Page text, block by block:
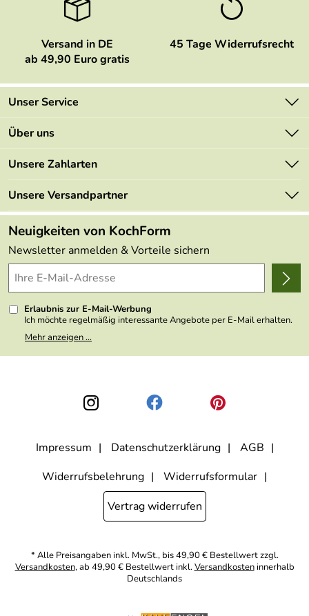
Versand in DE
ab 49,90 Euro gratis
45 Tage Widerrufsrecht
Unser Service
Kontakt
Mehrwertsteuerfrei
Retourenportal
FAQs
Lieferbedingungen
Delivery Terms
Kundenlogin
Über uns
Marken
Angebote
Made in Germany
Themen
Wir über uns
Presse
Unsere Zahlarten
Unsere Versandpartner
Neuigkeiten von KochForm
Newsletter anmelden & Vorteile sichern
Erlaubnis zur E-Mail-Werbung
Ich möchte regelmäßig interessante Angebote per E-Mail erhalten.
Meine E-Mail-Adresse wird nicht an andere Unternehmen
weitergegeben. Zu statistischen Zwecken wird in anonymer Form
den Link "Abmelden" am Ende des Newsletters anklicke oder die
Option Newsletter im Mitgliederbereich deaktiviere. Die
Datenschutzerklärung
habe ich zur Kenntnis genommen.
Mehr anzeigen ...
Impressum Datenschutzerklärung
AGB
Widerrufsbelehrung
Widerrufsformular
Vertrag widerrufen
* Alle Preisangaben inkl. MwSt., bis 49,90 € Bestellwert zzgl.
Versandkosten, ab 49,90 € Bestellwert inkl.Versandkosteninnerhalb
Deutschlands